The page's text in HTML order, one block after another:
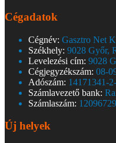
Cégadatok
Cégnév: Gasztro Net
Székhely: 9028 Győr,
Levelezési cím: 9028
Cégjegyzékszám: 08-
Adószám: 14171341-
Számlavezető bank:
Számlaszám:
Új helyek